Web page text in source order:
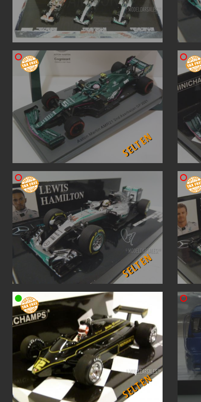
SELTEN
SELTEN
SELTEN